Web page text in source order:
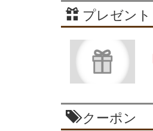
プレゼント
クーポン